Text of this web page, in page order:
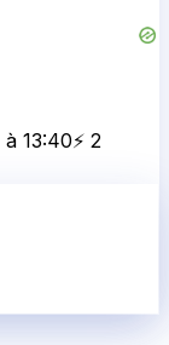
à 13:40⚡ 2